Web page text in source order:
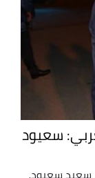
سعيود